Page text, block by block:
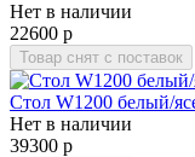
Нет в наличии
22600 р
Товар снят с поставок
Стол W1200 белый/
Нет в наличии
39300 р